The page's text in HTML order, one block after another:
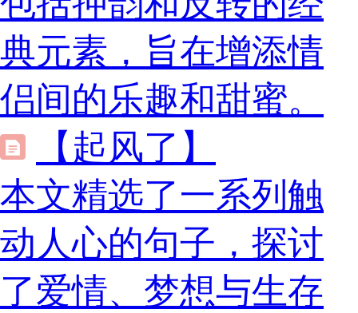
典元素，旨在增添情
侣间的乐趣和甜蜜。
【起风了】
本文精选了一系列触
动人心的句子，探讨
了爱情、梦想与生存